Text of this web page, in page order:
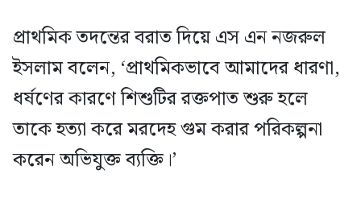
প্রাথমিক তদন্তের বরাত দিয়ে এস এন নজরুল
ইসলাম বলেন, ‘প্রাথমিকভাবে আমাদের ধারণা,
ধর্ষণের কারণে শিশুটির রক্তপাত শুরু হলে
তাকে হত্যা করে মরদেহ গুম করার পরিকল্পনা
করেন অভিযুক্ত ব্যক্তি।’